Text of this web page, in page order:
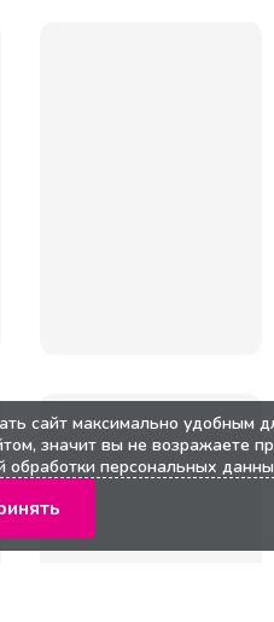
сайт максимально удобным
значит вы не возражаете
обработки персональных